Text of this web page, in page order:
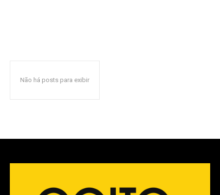
Não há posts para exibir